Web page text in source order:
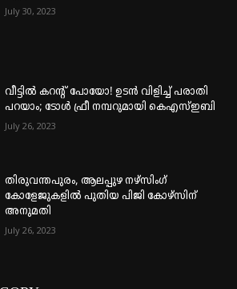
July 30, 2023
വീട്ടില്‍ കറന്റ് പോയോ! ഉടന്‍ വിളിച്ച് പരാതി
പറയാം; ടോള്‍ ഫ്രീ നമ്പറുമായി കെഎസ്ഇബി
July 26, 2023
തിരുവന്തപുരം, ആലപ്പുഴ നഴ്‌സിംഗ്
കോളേജുകളില്‍ പുതിയ പിജി കോഴ്‌സിന്
അനുമതി
July 26, 2023